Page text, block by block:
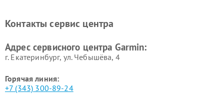
Контакты сервис центра
Адрес сервисного центра Garmin:
г. Екатеринбург, ул. Чебышёва, 4
Горячая линия:
+7 (343) 300-89-24